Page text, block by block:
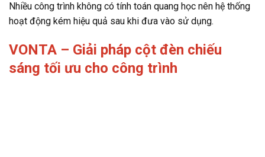
Nhiều công trình không có tính toán quang học nên hệ thống
hoạt động kém hiệu quả sau khi đưa vào sử dụng.
VONTA – Giải pháp cột đèn chiếu
sáng tối ưu cho công trình